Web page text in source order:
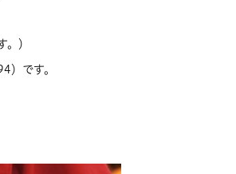
。）
）です。